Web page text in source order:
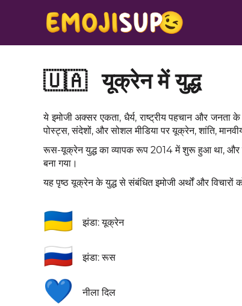
🇺🇦 यूक्रेन में युद्ध
ये इमोजी अक्सर एकता, धैर्य, राष्ट्रीय पहचान और जनता
पोस्ट्स, संदेशों, और सोशल मीडिया पर यूक्रेन, शांति,
रूस-यूक्रेन युद्ध का व्यापक रूप 2014 में शुरू हुआ था, और
बना गया।
यह पृष्ठ यूक्रेन के युद्ध से संबंधित इमोजी अर्थों और
🇺🇦 झंडा: यूक्रेन
🇷🇺 झंडा: रूस
💙 नीला दिल